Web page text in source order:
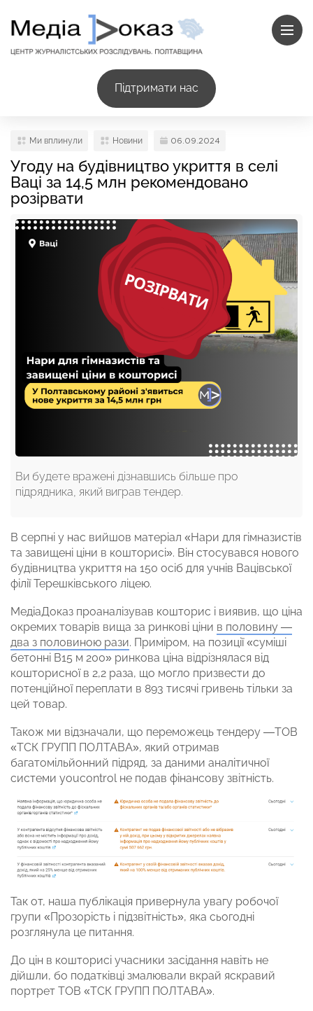
Підтримати нас
Ми вплинули Новини 06.09.2024
Угоду на будівництво укриття в селі
Ваці за 14,5 млн рекомендовано
розірвати
Ви будете вражені дізнавшись більше про
підрядника, який виграв тендер.
В серпні у нас вийшов матеріал «Нари для гімназистів
та завищені ціни в кошторисі». Він стосувався нового
будівництва укриття на 150 осіб для учнів Вацівської
філії Терешківського ліцею.
МедіаДоказ проаналізував кошторис і виявив, що ціна
окремих товарів вища за ринкові ціни в половину —
два з половиною рази. Приміром, на позиції «суміші
бетонні В15 м 200» ринкова ціна відрізнялася від
кошторисної в 2,2 раза, що могло призвести до
потенційної переплати в 893 тисячі гривень тільки за
цей товар.
Також ми відзначали, що переможець тендеру —ТОВ
«ТСК ГРУПП ПОЛТАВА», який отримав
багатомільйонний підряд, за даними аналітичної
системи youcontrol не подав фінансову звітність.
Так от, наша публікація привернула увагу робочої
групи «Прозорість і підзвітність», яка сьогодні
розглянула це питання.
До цін в кошторисі учасники засідання навіть не
дійшли, бо податківці змалювали вкрай яскравий
портрет ТОВ «ТСК ГРУПП ПОЛТАВА».